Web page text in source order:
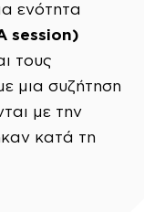
ενότητα
session)
τους
μια συζήτηση
με την
κατά τη